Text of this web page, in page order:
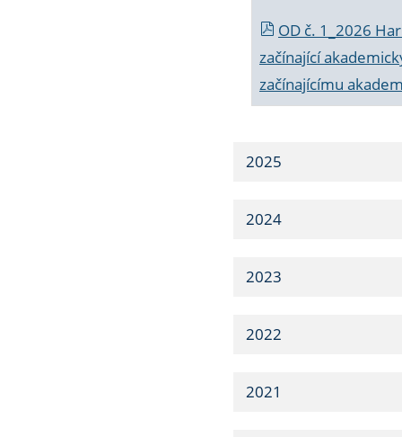
OD č. 1_2026
začínající
začínajícímu
2025
2024
2023
2022
2021